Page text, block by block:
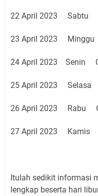
22 April 2023 Sabtu
23 April 2023 Minggu
24 April 2023 Senin
25 April 2023 Selasa
26 April 2023 Rabu
27 April 2023 Kamis
Itulah sedikit informasi
lengkap beserta hari